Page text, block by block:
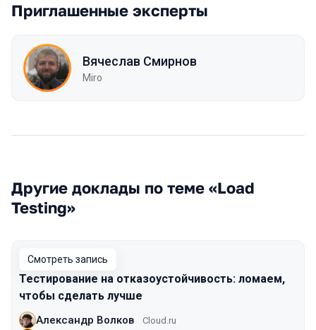
Приглашенные эксперты
Вячеслав Смирнов
Miro
Другие доклады по теме «Load
Testing»
Смотреть запись
Тестирование на отказоустойчивость: ломаем,
чтобы сделать лучше
Александр Волков Cloud.ru